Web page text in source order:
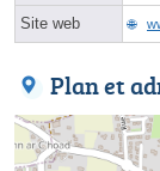
Site web
Plan et